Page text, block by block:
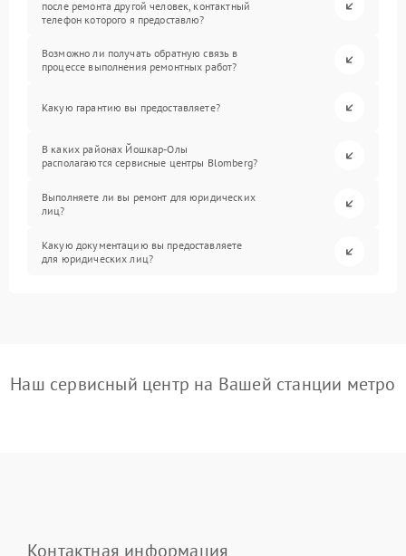
после ремонта другой человек, контактный
телефон которого я предоставлю?
Возможно ли получать обратную связь в
процессе выполнения ремонтных работ?
Какую гарантию вы предоставляете?
В каких районах Йошкар-Олы
располагаются сервисные центры Blomberg?
Выполняете ли вы ремонт для юридических
лиц?
Какую документацию вы предоставляете
для юридических лиц?
Наш сервисный центр на Вашей станции метро
Контактная информация